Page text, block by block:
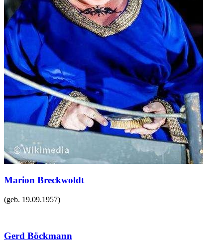
Marion Breckwoldt
(geb. 19.09.1957)
Gerd Böckmann